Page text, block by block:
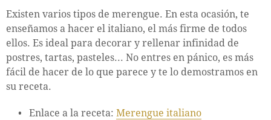
Existen varios tipos de merengue. En esta ocasión, te
enseñamos a hacer el italiano, el más firme de todos
ellos. Es ideal para decorar y rellenar infinidad de
postres, tartas, pasteles... No entres en pánico, es más
fácil de hacer de lo que parece y te lo demostramos en
su receta.
Enlace a la receta: Merengue italiano